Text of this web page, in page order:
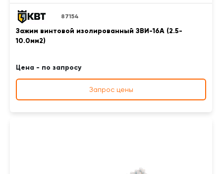
87154
Зажим винтовой изолированный ЗВИ-16А (2.5-
10.0мм2)
Цена - по запросу
Запрос цены